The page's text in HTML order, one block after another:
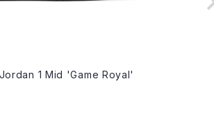
1 Mid 'Game Royal'